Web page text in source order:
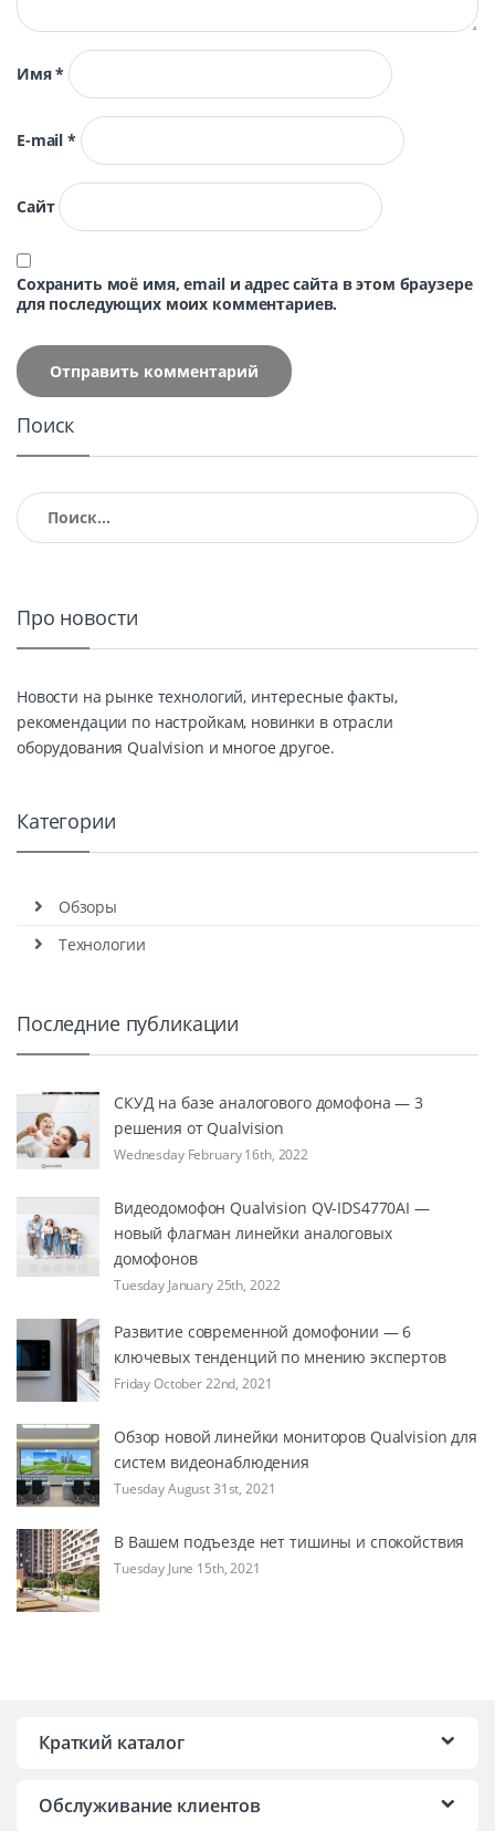
Имя*
E-mail*
Сайт
Сохранить моё имя, email и адрес сайта в этом браузере
для последующих моих комментариев.
Поиск
Найти:
Про новости
Новости на рынке технологий, интересные факты,
рекомендации по настройкам, новинки в отрасли
оборудования Qualvision и многое другое.
Категории
Обзоры
Технологии
Последние публикации
СКУД на базе аналогового домофона — 3
решения от Qualvision
Wednesday February 16th, 2022
Видеодомофон Qualvision QV-IDS4770AI —
новый флагман линейки аналоговых
домофонов
Tuesday January 25th, 2022
Развитие современной домофонии — 6
ключевых тенденций по мнению экспертов
Friday October 22nd, 2021
Обзор новой линейки мониторов Qualvision для
систем видеонаблюдения
Tuesday August 31st, 2021
В Вашем подъезде нет тишины и спокойствия
Tuesday June 15th, 2021
Краткий каталог
Обслуживание клиентов